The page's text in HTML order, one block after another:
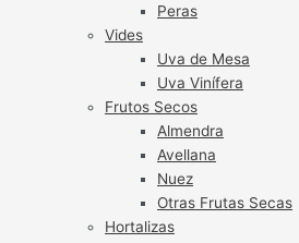
Peras
Vides
Uva de Mesa
Uva Vinífera
Frutos Secos
Almendra
Avellana
Nuez
Otras Frutas Secas
Hortalizas